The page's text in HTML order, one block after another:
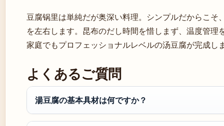
豆腐锅里は単純だが奥深い料理。シンプルだからこそ
を左右します。昆布のだし時間を惜しまず、温度管理
家庭でもプロフェッショナルレベルの汤豆腐が完成し
よくあるご質問
湯豆腐の基本具材は何ですか？